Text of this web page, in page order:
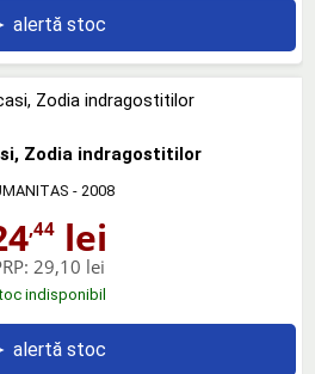
alertă stoc
Zodia indragostitilor
- 2008
,44 lei
29,10 lei
indisponibil
alertă stoc